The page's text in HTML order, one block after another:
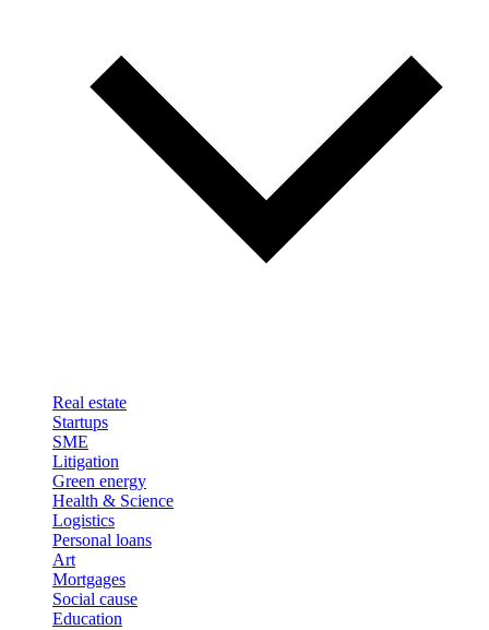
Real estate
Startups
SME
Litigation
Green energy
Health & Science
Logistics
Personal loans
Art
Mortgages
Social cause
Education